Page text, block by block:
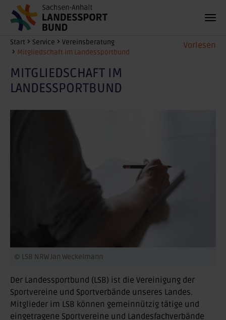
Zum Hauptinhalt springen Vorlesen
Sie sind hier:
Start Service
Vereinsberatung
Mitgliedschaft im Landessportbund
MITGLIEDSCHAFT IM
LANDESSPORTBUND
© LSB NRW Jan Weckelmann
Der Landessportbund (LSB) ist die Vereinigung der
Sportvereine und Sportverbände unseres Landes.
Mitglieder im LSB können gemeinnützig tätige und
eingetragene Sportvereine und Landesfachverbände